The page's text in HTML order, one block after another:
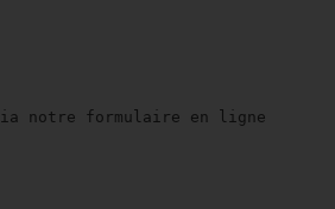
notre formulaire en ligne